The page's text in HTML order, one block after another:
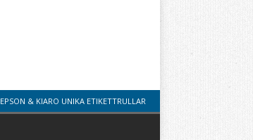
EPSON & KIARO UNIKA ETIKETTRULLAR